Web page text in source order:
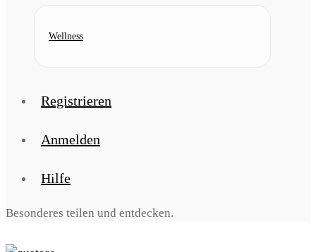
Wellness
Registrieren
Anmelden
Hilfe
Besonderes teilen und entdecken.